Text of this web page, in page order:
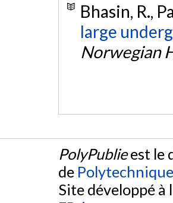
Bhasin, R.,
large
Norwegian
PolyPublieest le
de
Site développé